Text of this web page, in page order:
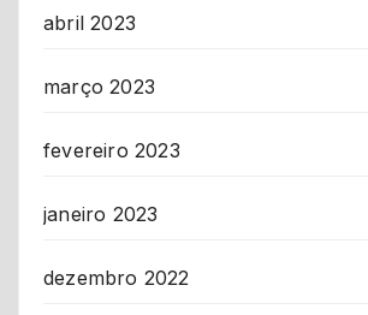
abril 2023
março 2023
fevereiro 2023
janeiro 2023
dezembro 2022